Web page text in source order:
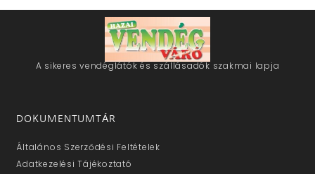
A sikeres vendéglátók és szállásadók szakmai lapja
DOKUMENTUMTÁR
Általános Szerződési Feltételek
Adatkezelési Tájékoztató